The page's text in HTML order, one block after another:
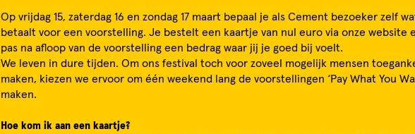
Op vrijdag 15, zaterdag 16 en zondag 17 maart bepaal je als Cement bezoeker zelf
betaalt voor een voorstelling. Je bestelt een kaartje van nul euro via onze website
pas na afloop van de voorstelling een bedrag waar jij je goed bij voelt.
We leven in dure tijden. Om ons festival toch voor zoveel mogelijk mensen
maken, kiezen we ervoor om één weekend lang de voorstellingen ‘Pay What You
maken.
Hoe kom ik aan een kaartje?